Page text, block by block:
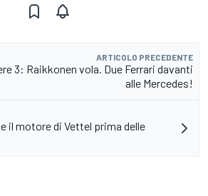
ARTICOLO PRECEDENTE
3: Raikkonen vola. Due Ferrari davanti
alle Mercedes!
il motore di Vettel prima delle